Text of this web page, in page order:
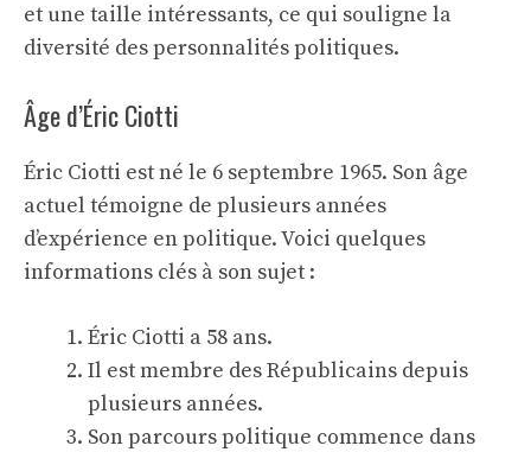
et une taille intéressants, ce qui souligne la
diversité des personnalités politiques.
Âge d’Éric Ciotti
Éric Ciotti est né le 6 septembre 1965. Son âge
actuel témoigne de plusieurs années
d’expérience en politique. Voici quelques
informations clés à son sujet :
Éric Ciotti a 58 ans.
Il est membre des Républicains depuis
plusieurs années.
Son parcours politique commence dans